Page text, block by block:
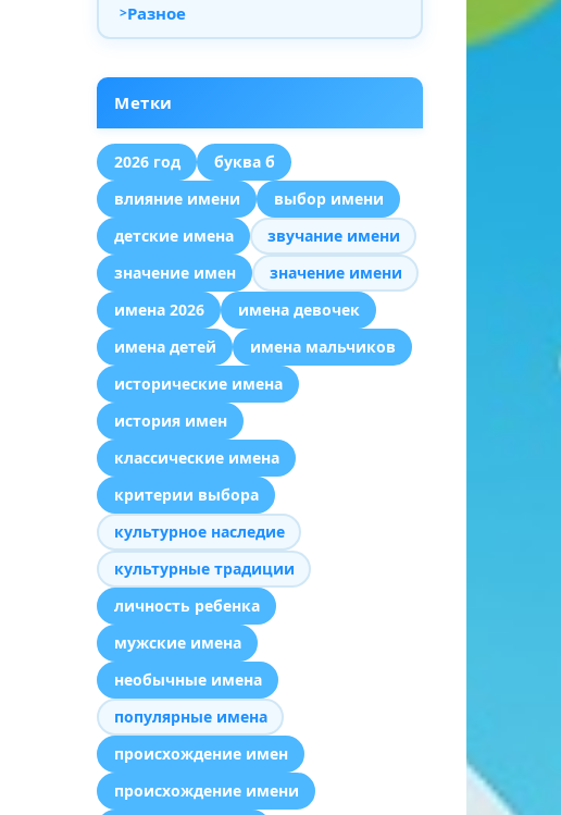
Разное
Метки
2026 год
буква б
влияние имени
выбор имени
детские имена
звучание имени
значение имен
значение имени
имена 2026
имена девочек
имена детей
имена мальчиков
исторические имена
история имен
классические имена
критерии выбора
культурное наследие
культурные традиции
личность ребенка
мужские имена
необычные имена
популярные имена
происхождение имен
происхождение имени